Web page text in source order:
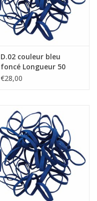
D.02 couleur bleu
foncé Longueur 50
mm, Largeur 4 mm
€28,00